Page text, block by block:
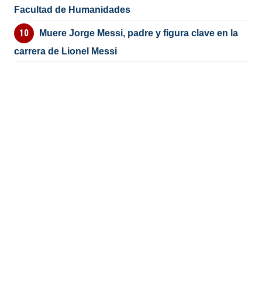
Facultad de Humanidades
Muere Jorge Messi, padre y figura clave en la
carrera de Lionel Messi